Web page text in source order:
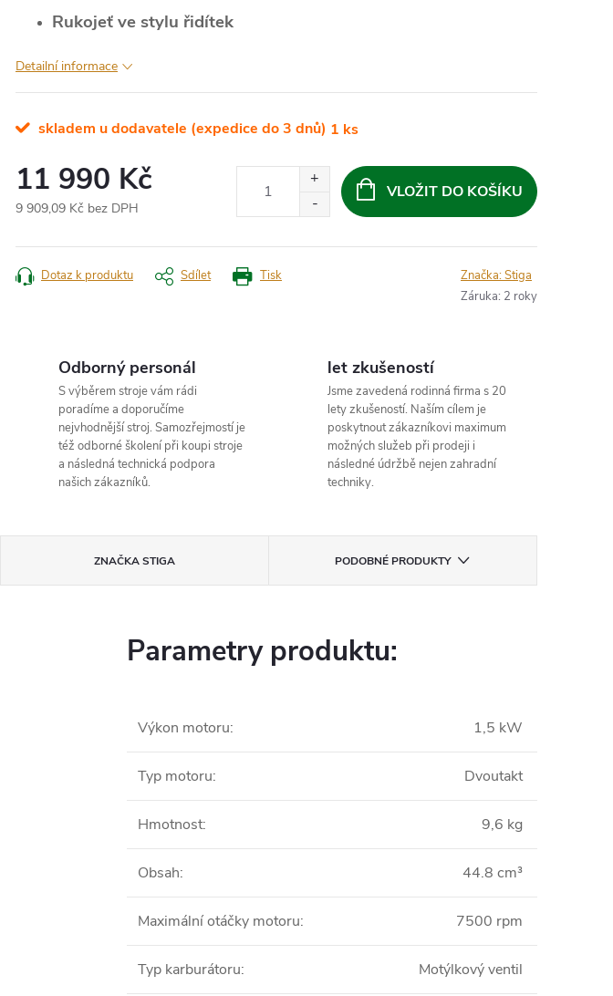
Rukojeť ve stylu řidítek
Detailní informace
skladem u dodavatele (expedice do 3 dnů) 1 ks
11 990 Kč
9 909,09 Kč bez DPH
cena:
VLOŽIT DO KOŠÍKU
Tisk
Dotaz k produktu Sdílet Značka:Stiga
Záruka: 2 roky
Odborný personál
S výběrem stroje vám rádi
poradíme a doporučíme
nejvhodnější stroj. Samozřejmostí je
též odborné školení při koupi stroje
a následná technická podpora
našich zákazníků.
let zkušeností
Jsme zavedená rodinná firma s 20
lety zkušeností. Naším cílem je
poskytnout zákazníkovi maximum
možných služeb při prodeji i
následné údržbě nejen zahradní
techniky.
ZNAČKASTIGA PODOBNÉ PRODUKTY
Parametry produktu:
Výkon motoru: 1,5 kW
Typ motoru: Dvoutakt
Hmotnost: 9,6 kg
Obsah: 44.8 cm³
Maximální otáčky motoru: 7500 rpm
Typ karburátoru: Motýlkový ventil